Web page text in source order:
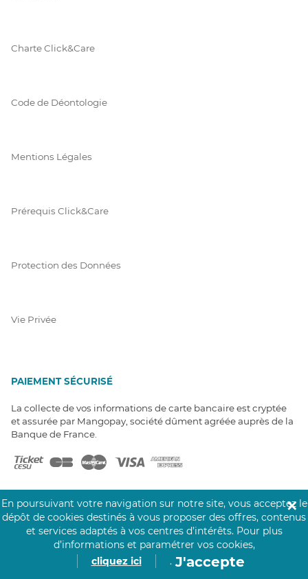
Charte Click&Care
Code de Déontologie
Mentions Légales
Prérequis Click&Care
Protection des Données
Vie Privée
PAIEMENT SÉCURISÉ
La collecte de vos informations de carte bancaire est cryptée
et assurée par Mangopay, société dûment agréée auprès de la
Banque de France.
NOS PARTENAIRES
Click&Care est soutenu par les Groupes
Caisse des Dépôts et MAIF.
En poursuivant votre navigation sur notre site, vous acceptez le
dépôt de cookies destinés à vous proposer des offres, contenus
et services adaptés à vos centres d’intérêts. Pour plus
d’informations et paramétrer vos cookies,
cliquez ici
. J'accepte
✕